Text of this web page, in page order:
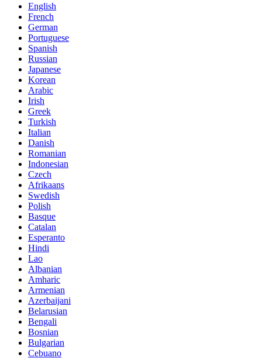
English
French
German
Portuguese
Spanish
Russian
Japanese
Korean
Arabic
Irish
Greek
Turkish
Italian
Danish
Romanian
Indonesian
Czech
Afrikaans
Swedish
Polish
Basque
Catalan
Esperanto
Hindi
Lao
Albanian
Amharic
Armenian
Azerbaijani
Belarusian
Bengali
Bosnian
Bulgarian
Cebuano